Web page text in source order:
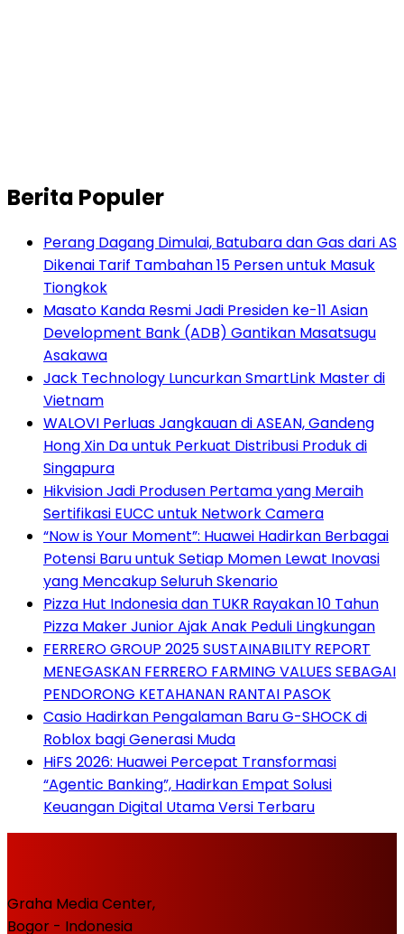
Berita Populer
Perang Dagang Dimulai, Batubara dan Gas dari AS
Dikenai Tarif Tambahan 15 Persen untuk Masuk
Tiongkok
Masato Kanda Resmi Jadi Presiden ke-11 Asian
Development Bank (ADB) Gantikan Masatsugu
Asakawa
Jack Technology Luncurkan SmartLink Master di
Vietnam
WALOVI Perluas Jangkauan di ASEAN, Gandeng
Hong Xin Da untuk Perkuat Distribusi Produk di
Singapura
Hikvision Jadi Produsen Pertama yang Meraih
Sertifikasi EUCC untuk Network Camera
“Now is Your Moment”: Huawei Hadirkan Berbagai
Potensi Baru untuk Setiap Momen Lewat Inovasi
yang Mencakup Seluruh Skenario
Pizza Hut Indonesia dan TUKR Rayakan 10 Tahun
Pizza Maker Junior Ajak Anak Peduli Lingkungan
FERRERO GROUP 2025 SUSTAINABILITY REPORT
MENEGASKAN FERRERO FARMING VALUES SEBAGAI
PENDORONG KETAHANAN RANTAI PASOK
Casio Hadirkan Pengalaman Baru G-SHOCK di
Roblox bagi Generasi Muda
HiFS 2026: Huawei Percepat Transformasi
“Agentic Banking”, Hadirkan Empat Solusi
Keuangan Digital Utama Versi Terbaru
Graha Media Center,
Bogor - Indonesia